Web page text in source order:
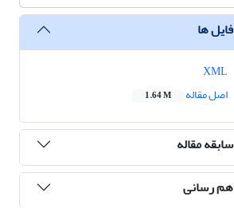
فایل ها
اصل مقاله
1.64 M
سابقه مقاله
هم رسانی